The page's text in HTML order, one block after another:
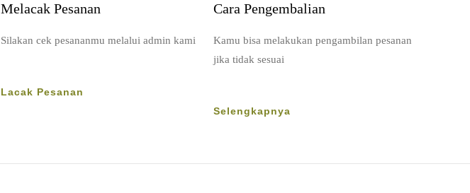
Melacak Pesanan
Silakan cek pesananmu melalui admin kami
Lacak Pesanan
Cara Pengembalian
Kamu bisa melakukan pengambilan pesanan
jika tidak sesuai
Selengkapnya